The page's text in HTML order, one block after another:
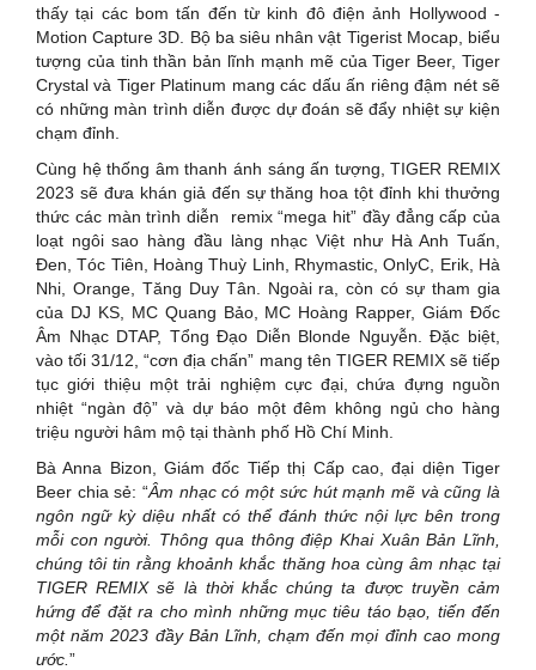
thấy tại các bom tấn đến từ kinh đô điện ảnh Hollywood -
Motion Capture 3D. Bộ ba siêu nhân vật Tigerist Mocap, biểu
tượng của tinh thần bản lĩnh mạnh mẽ của Tiger Beer, Tiger
Crystal và Tiger Platinum mang các dấu ấn riêng đậm nét sẽ
có những màn trình diễn được dự đoán sẽ đẩy nhiệt sự kiện
chạm đỉnh.
Cùng hệ thống âm thanh ánh sáng ấn tượng, TIGER REMIX
2023 sẽ đưa khán giả đến sự thăng hoa tột đỉnh khi thưởng
thức các màn trình diễn remix “mega hit” đầy đẳng cấp của
loạt ngôi sao hàng đầu làng nhạc Việt như Hà Anh Tuấn,
Đen, Tóc Tiên, Hoàng Thuỳ Linh, Rhymastic, OnlyC, Erik, Hà
Nhi, Orange, Tăng Duy Tân. Ngoài ra, còn có sự tham gia
của DJ KS, MC Quang Bảo, MC Hoàng Rapper, Giám Đốc
Âm Nhạc DTAP, Tổng Đạo Diễn Blonde Nguyễn. Đặc biệt,
vào tối 31/12, “cơn địa chấn” mang tên TIGER REMIX sẽ tiếp
tục giới thiệu một trải nghiệm cực đại, chứa đựng nguồn
nhiệt “ngàn độ” và dự báo một đêm không ngủ cho hàng
triệu người hâm mộ tại thành phố Hồ Chí Minh.
Bà Anna Bizon, Giám đốc Tiếp thị Cấp cao, đại diện Tiger
Beer chia sẻ: “Âm nhạc có một sức hút mạnh mẽ và cũng là
ngôn ngữ kỳ diệu nhất có thể đánh thức nội lực bên trong
mỗi con người. Thông qua thông điệp Khai Xuân Bản Lĩnh,
chúng tôi tin rằng khoảnh khắc thăng hoa cùng âm nhạc tại
TIGER REMIX sẽ là thời khắc chúng ta được truyền cảm
hứng để đặt ra cho mình những mục tiêu táo bạo, tiến đến
một năm 2023 đầy Bản Lĩnh, chạm đến mọi đỉnh cao mong
ước. ”